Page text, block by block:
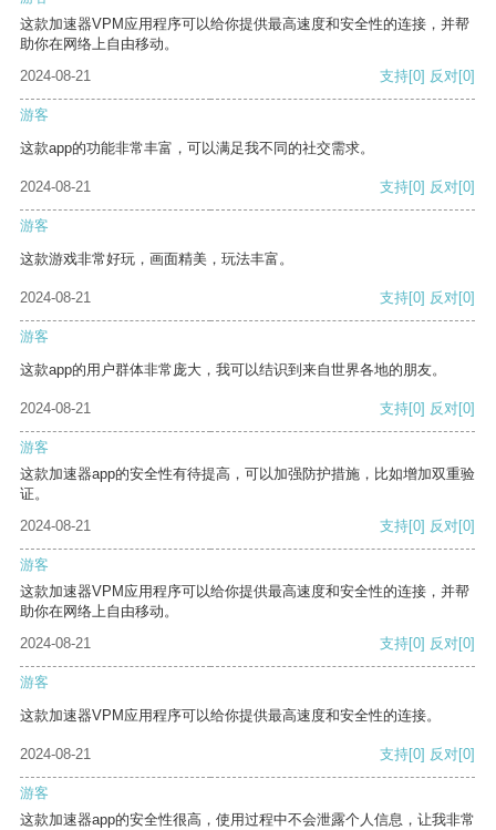
这款加速器VPM应用程序可以给你提供最高速度和安全性的连接，并帮
助你在网络上自由移动。
2024-08-21
支持[0] 反对[0]
游客
这款app的功能非常丰富，可以满足我不同的社交需求。
2024-08-21 支持[0] 反对[0]
游客
这款游戏非常好玩，画面精美，玩法丰富。
2024-08-21 支持[0] 反对[0]
游客
这款app的用户群体非常庞大，我可以结识到来自世界各地的朋友。
2024-08-21 支持[0] 反对[0]
游客
这款加速器app的安全性有待提高，可以加强防护措施，比如增加双重验
证。
2024-08-21
支持[0] 反对[0]
游客
这款加速器VPM应用程序可以给你提供最高速度和安全性的连接，并帮
助你在网络上自由移动。
2024-08-21
支持[0] 反对[0]
游客
这款加速器VPM应用程序可以给你提供最高速度和安全性的连接。
2024-08-21 支持[0] 反对[0]
游客
这款加速器app的安全性很高，使用过程中不会泄露个人信息，让我非常